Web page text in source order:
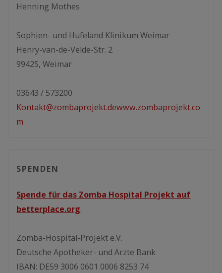
Henning Mothes
Sophien- und Hufeland Klinikum Weimar
Henry-van-de-Velde-Str. 2
99425, Weimar
03643 / 573200
Kontakt@zombaprojekt.dewww.zombaprojekt.co
m
SPENDEN
Spende für das Zomba Hospital Projekt auf
betterplace.org
Zomba-Hospital-Projekt e.V.
Deutsche Apotheker- und Ärzte Bank
IBAN: DE59 3006 0601 0006 8253 74